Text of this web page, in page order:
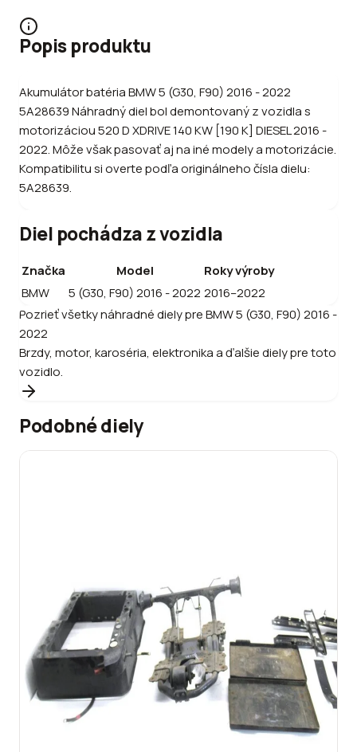
Popis produktu
Akumulátor batéria BMW 5 (G30, F90) 2016 - 2022
5A28639 Náhradný diel bol demontovaný z vozidla s
motorizáciou 520 D XDRIVE 140 KW [190 K] DIESEL 2016 -
2022. Môže však pasovať aj na iné modely a motorizácie.
Kompatibilitu si overte podľa originálneho čísla dielu:
5A28639.
Diel pochádza z vozidla
Značka Model
Roky výroby
BMW
5 (G30, F90) 2016 - 2022 2016–2022
Pozrieť všetky náhradné diely preBMW5 (G30, F90) 2016 -
2022
Brzdy, motor, karoséria, elektronika a ďalšie diely pre toto
vozidlo.
Podobné diely